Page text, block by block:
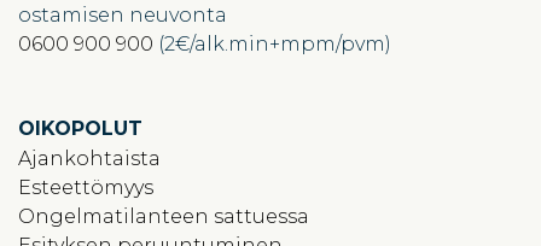
ostamisen neuvonta
0600 900 900 (2€/alk.min+mpm/pvm)
OIKOPOLUT
Ajankohtaista
Esteettömyys
Ongelmatilanteen sattuessa